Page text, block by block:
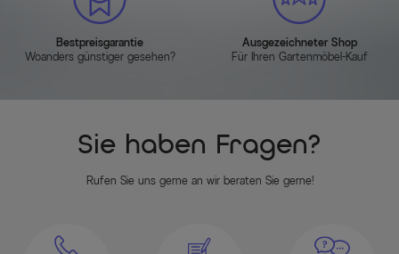
Bestpreisgarantie
Woanders günstiger gesehen?
Ausgezeichneter Shop
Für Ihren Gartenmöbel-Kauf
Sie haben Fragen?
Rufen Sie uns gerne an wir beraten Sie gerne!